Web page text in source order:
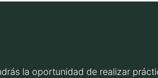
la oportunidad de realizar